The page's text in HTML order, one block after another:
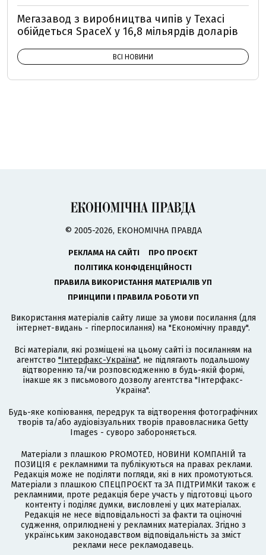
Мегазавод з виробництва чипів у Техасі
обійдеться SpaceX у 16,8 мільярдів доларів
ВСІ НОВИНИ
© 2005-2026, ЕКОНОМІЧНА ПРАВДА
РЕКЛАМА НА САЙТІ
ПРО ПРОЄКТ
ПОЛІТИКА КОНФІДЕНЦІЙНОСТІ
ПРАВИЛА ВИКОРИСТАННЯ МАТЕРІАЛІВ УП
ПРИНЦИПИ І ПРАВИЛА РОБОТИ УП
Використання матеріалів сайту лише за умови посилання (для
інтернет-видань - гіперпосилання) на "Економічну правду".
Всі матеріали, які розміщені на цьому сайті із посиланням на
агентство "Інтерфакс-Україна", не підлягають подальшому
відтворенню та/чи розповсюдженню в будь-якій формі,
інакше як з письмового дозволу агентства "Інтерфакс-
Україна".
Будь-яке копіювання, передрук та відтворення фотографічних
творів та/або аудіовізуальних творів правовласника Getty
Images - суворо забороняється.
Матеріали з плашкою PROMOTED, НОВИНИ КОМПАНІЙ та
ПОЗИЦІЯ є рекламними та публікуються на правах реклами.
Редакція може не поділяти погляди, які в них промотуються.
Матеріали з плашкою СПЕЦПРОЄКТ та ЗА ПІДТРИМКИ також є
рекламними, проте редакція бере участь у підготовці цього
контенту і поділяє думки, висловлені у цих матеріалах.
Редакція не несе відповідальності за факти та оціночні
судження, оприлюднені у рекламних матеріалах. Згідно з
українським законодавством відповідальність за зміст
реклами несе рекламодавець.